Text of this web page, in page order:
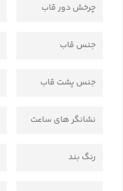
چرخش دور قاب
جنس قاب
جنس پشت قاب
نشانگر های ساعت
رنگ بند